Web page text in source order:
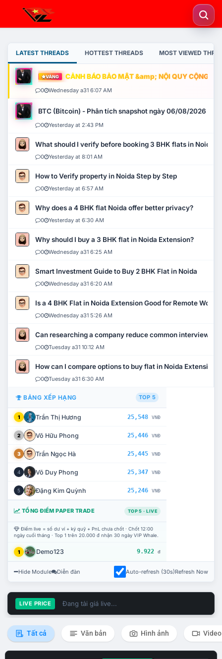
LATEST THREADS HOTTEST THREADS MOST VIEWED
VÀNG CẢNH BÁO BẢO MẬT &amp; NỘI QUY CỘNG
0 Wednesday a31 6:07 AM
BTC (Bitcoin) - Phân tích snapshot ngày 06/08/2026
0 Yesterday at 2:43 PM
What should I verify before booking 3 BHK flats in Noida?
0 Yesterday at 8:01 AM
How to Verify property in Noida Step by Step
0 Yesterday at 6:57 AM
Why does a 4 BHK flat Noida offer better privacy?
0 Yesterday at 6:30 AM
Why should I buy a 3 BHK flat in Noida Extension?
0 Wednesday a31 6:25 AM
Smart Investment Guide to Buy 2 BHK Flat in Noida
0 Wednesday a31 6:20 AM
Is a 4 BHK Flat in Noida Extension Good for Remote Work?
0 Wednesday a31 5:26 AM
Can researching a company reduce common interview
0 Tuesday a31 10:12 AM
How can I compare options to buy flat in Noida Extension?
0 Tuesday a31 6:30 AM
BẢNG XẾP HẠNG TOP 5
1 Trần Thị Hương 25,548 VNĐ
2 Võ Hữu Phong 25,446 VNĐ
3 Trần Ngọc Hà 25,445 VNĐ
4 Võ Duy Phong 25,347 VNĐ
5 Đặng Kim Quỳnh 25,246 VNĐ
TỔNG ĐIỂM PAPER TRADE TOP 5 · LIVE
Điểm live = số dư ví + ký quỹ + PnL chưa chốt · Chốt 12:00
ngày cuối tháng · Top 1 trên 20.000 đ nhận 30 ngày VIP Whale.
1 Demo123 9.922 đ
Hide Module Diễn đàn Auto-refresh (30s)Refresh Now
LIVE PRICE Đang tải giá live...
Tất cả Văn bản Hình ảnh Video